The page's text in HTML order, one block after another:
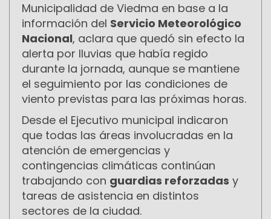
Municipalidad de Viedma en base a la
información del Servicio Meteorológico
Nacional, aclara que quedó sin efecto la
alerta por lluvias que había regido
durante la jornada, aunque se mantiene
el seguimiento por las condiciones de
viento previstas para las próximas horas.
Desde el Ejecutivo municipal indicaron
que todas las áreas involucradas en la
atención de emergencias y
contingencias climáticas continúan
trabajando con guardias reforzadas y
tareas de asistencia en distintos
sectores de la ciudad.